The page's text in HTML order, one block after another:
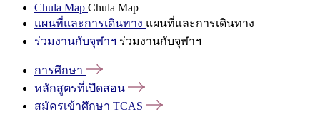
Chula Map Chula Map
แผนที่และการเดินทาง แผนที่และการเดินทาง
ร่วมงานกับจุฬาฯ ร่วมงานกับจุฬาฯ
การศึกษา
หลักสูตรที่เปิดสอน
สมัครเข้าศึกษา TCAS